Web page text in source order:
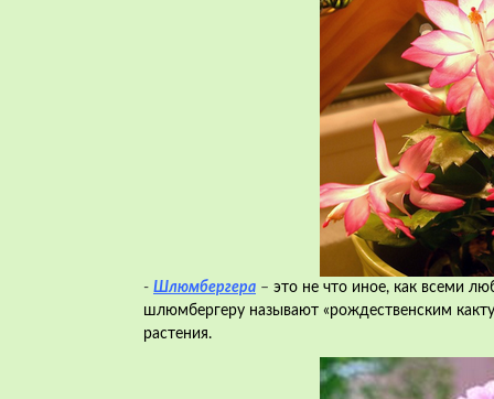
- Шлюмбергера – это не что иное, как всеми
шлюмбергеру называют «рождественским
растения.